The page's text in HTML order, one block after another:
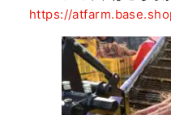
https://